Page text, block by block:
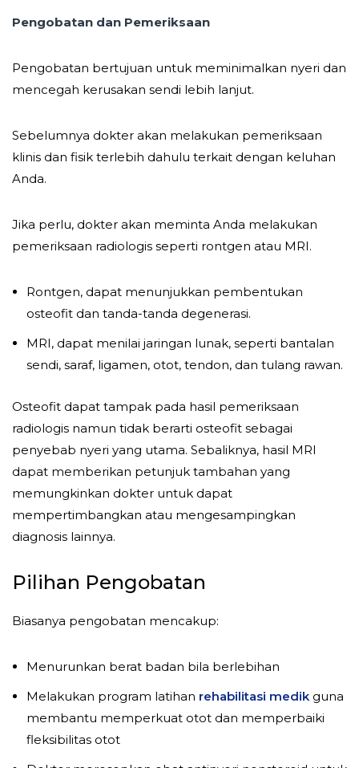
Pengobatan dan Pemeriksaan
Pengobatan bertujuan untuk meminimalkan nyeri dan
mencegah kerusakan sendi lebih lanjut.
Sebelumnya dokter akan melakukan pemeriksaan
klinis dan fisik terlebih dahulu terkait dengan keluhan
Anda.
Jika perlu, dokter akan meminta Anda melakukan
pemeriksaan radiologis seperti rontgen atau MRI.
Rontgen, dapat menunjukkan pembentukan
osteofit dan tanda-tanda degenerasi.
MRI, dapat menilai jaringan lunak, seperti bantalan
sendi, saraf, ligamen, otot, tendon, dan tulang rawan.
Osteofit dapat tampak pada hasil pemeriksaan
radiologis namun tidak berarti osteofit sebagai
penyebab nyeri yang utama. Sebaliknya, hasil MRI
dapat memberikan petunjuk tambahan yang
memungkinkan dokter untuk dapat
mempertimbangkan atau mengesampingkan
diagnosis lainnya.
Pilihan Pengobatan
Biasanya pengobatan mencakup:
Menurunkan berat badan bila berlebihan
Melakukan program latihan rehabilitasi medik guna
membantu memperkuat otot dan memperbaiki
fleksibilitas otot